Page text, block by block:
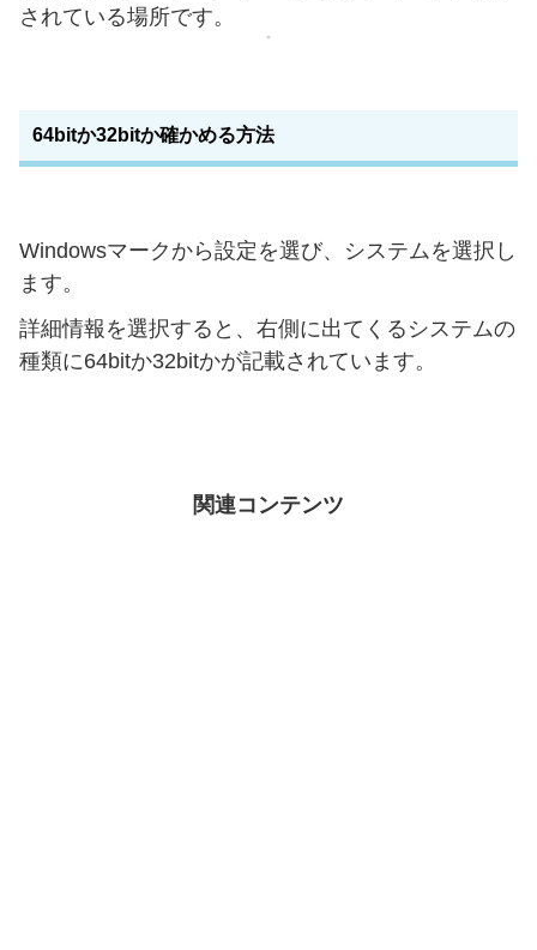
されている場所です。
64bitか32bitか確かめる方法
Windowsマークから設定を選び、システムを選択し
ます。
詳細情報を選択すると、右側に出てくるシステムの
種類に64bitか32bitかが記載されています。
関連コンテンツ